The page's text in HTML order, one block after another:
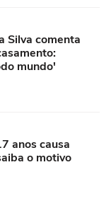
Silva comenta
mundo'
anos causa
o motivo